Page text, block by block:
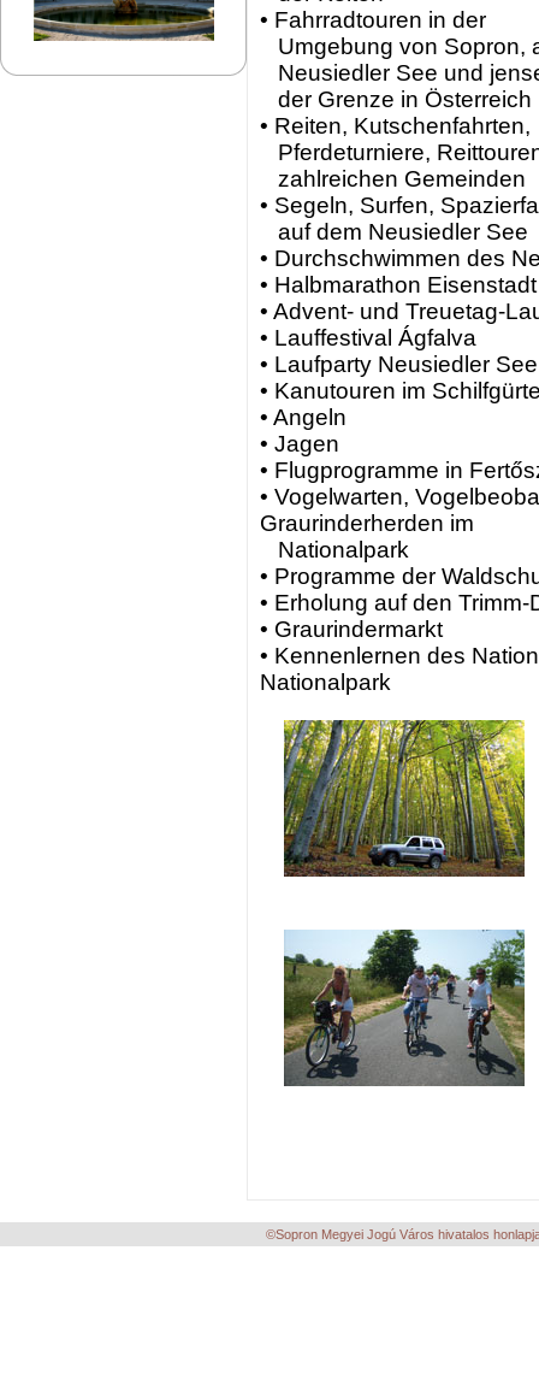
• Fahrradtouren in der
Umgebung von Sopron,
Neusiedler See und
der Grenze in Österreich
• Reiten, Kutschenfahrten,
Pferdeturniere,
zahlreichen Gemeinden
• Segeln, Surfen,
auf dem Neusiedler See
• Durchschwimmen des
• Halbmarathon
• Advent- und Treuetag-
• Lauffestival Ágfalva
• Laufparty Neusiedler See
• Kanutouren im
• Angeln
• Jagen
• Flugprogramme in
• Vogelwarten,
Graurinderherden im
Nationalpark
• Programme der
• Erholung auf den
• Graurindermarkt
• Kennenlernen des
Nationalpark
©Sopron Megyei Jogú Város hivatalos